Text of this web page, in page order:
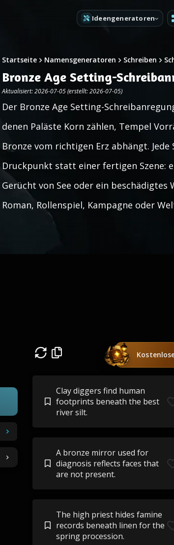
Ideengeneratoren
Startseite Namensgeneratoren Schreiben
Bronze Age Setting-
Aktualisiert: 2026-07-05 (erstellt: 2026-07-05)
Der Bronze Age Setting-
denen Paläste Korn zählen, Tempel
Bronze vom richtigen Erz abhängt.
Druckpunkt statt einer fertigen Szene:
Gerücht von See oder ein
Roman, Rollenspiel, Kampagne oder
Clay diggers find human
footprints beneath the best
river silt.
A bronze mirror used for
diagnosis reflects faces that
are not present.
The high priest hides famine
records beneath linen for the
spring procession.